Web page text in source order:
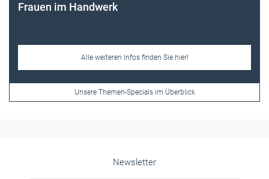
Frauen im Handwerk
Alle weiteren Infos finden Sie hier!
Unsere Themen-Specials im Überblick
Newsletter